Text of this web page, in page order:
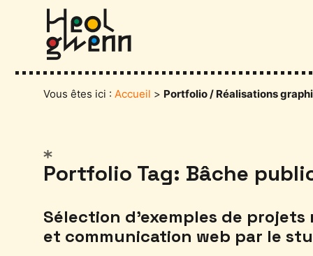
Vous êtes ici : Accueil > Portfolio / Réalisations
Portfolio Tag: Bâche
Sélection d’exemples de
et communication web par le